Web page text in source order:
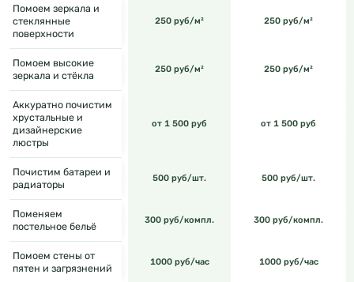
Помоем зеркала и
стеклянные
поверхности
250 руб/м² 250 руб/м²
Помоем высокие
зеркала и стёкла
250 руб/м² 250 руб/м²
Аккуратно почистим
хрустальные и
дизайнерские
люстры
от 1 500 руб от 1 500 руб
Почистим батареи и
радиаторы
500 руб/шт. 500 руб/шт.
Поменяем
постельное бельё
300 руб/компл. 300 руб/компл.
Помоем стены от
пятен и загрязнений
1000 руб/час 1000 руб/час